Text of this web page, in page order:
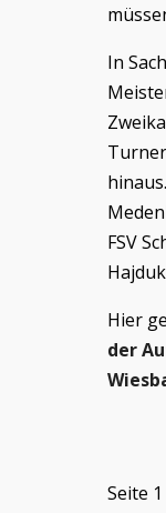
In
FSV
Hier
der
Seite